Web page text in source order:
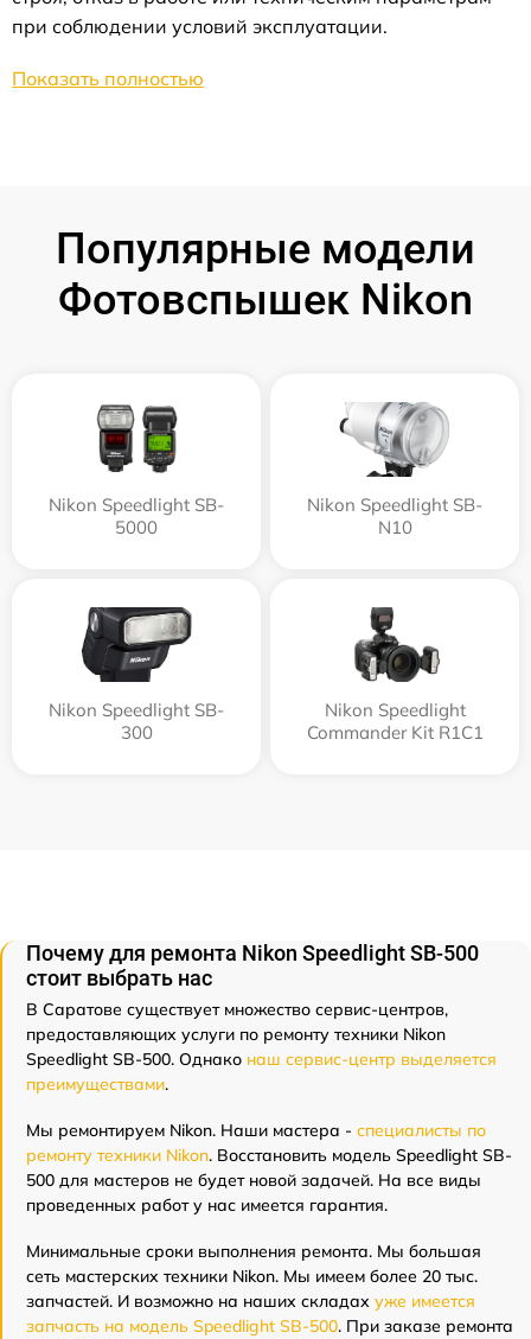
при соблюдении условий эксплуатации.
Показать полностью
Популярные модели
Фотовспышек Nikon
Nikon Speedlight SB-
5000
Nikon Speedlight SB-
N10
Nikon Speedlight SB-
300
Nikon Speedlight
Commander Kit R1C1
Почему для ремонта Nikon Speedlight SB-500
стоит выбрать нас
В Саратове существует множество сервис-центров,
предоставляющих услуги по ремонту техники Nikon
Speedlight SB-500. Однако наш сервис-центр выделяется
преимуществами.
Мы ремонтируем Nikon. Наши мастера - специалисты по
ремонту техники Nikon. Восстановить модель Speedlight SB-
500 для мастеров не будет новой задачей. На все виды
проведенных работ у нас имеется гарантия.
Минимальные сроки выполнения ремонта. Мы большая
сеть мастерских техники Nikon. Мы имеем более 20 тыс.
запчастей. И возможно на наших складах уже имеется
запчасть на модель Speedlight SB-500. При заказе ремонта